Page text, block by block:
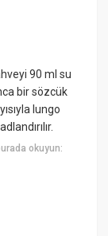
90 ml su
bir sözcük
lungo
okuyun: